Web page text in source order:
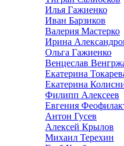
Илья Гажиенко
Иван Барзиков
Валерия Мастерко
Ирина
Ольга Гажиенко
Венцеслав
Екатерина
Екатерина
Филипп Алексеев
Евгения
Антон Гусев
Алексей Крылов
Михаил Терехин